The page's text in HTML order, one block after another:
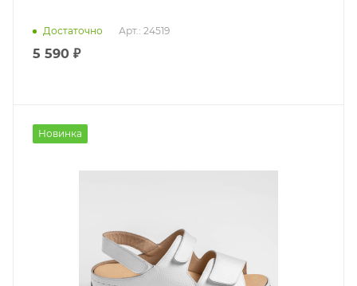
Достаточно Арт.: 24519
5 590 ₽
Новинка